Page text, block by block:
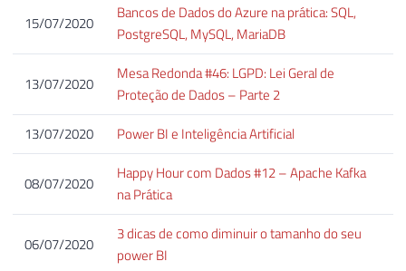
15/07/2020
Bancos de Dados do Azure na prática: SQL,
PostgreSQL, MySQL, MariaDB
13/07/2020
Mesa Redonda #46: LGPD: Lei Geral de
Proteção de Dados – Parte 2
13/07/2020
Power BI e Inteligência Artificial
08/07/2020
Happy Hour com Dados #12 – Apache Kafka
na Prática
06/07/2020
3 dicas de como diminuir o tamanho do seu
power BI